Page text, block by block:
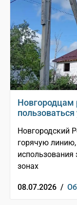
Новгородцам
Новгородский
горячую
зонах
08.07.2026 /